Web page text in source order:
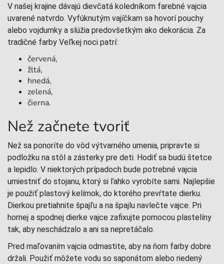
V našej krajine dávajú dievčatá koledníkom farebné vajcia
uvarené natvrdo. Vyfúknutým vajíčkam sa hovorí pouchy
alebo vojdumky a slúžia predovšetkým ako dekorácia. Za
tradičné farby Veľkej noci patrí:
červená,
žltá,
hnedá,
zelená,
čierna.
Než začnete tvoriť
Než sa ponoríte do vôd výtvarného umenia, pripravte si
podložku na stôl a zásterky pre deti. Hodiť sa budú štetce
a lepidlo. V niektorých prípadoch bude potrebné vajcia
umiestniť do stojanu, ktorý si ľahko vyrobíte sami. Najlepšie
je použiť plastový kelímok, do ktorého prevŕtate dierku.
Dierkou pretiahnite špajľu a na špajlu navlečte vajce. Pri
hornej a spodnej dierke vajce zafixujte pomocou plastelíny
tak, aby neschádzalo a ani sa nepretáčalo.
Pred maľovaním vajcia odmastite, aby na ňom farby dobre
držali. Použiť môžete vodu so saponátom alebo riedený